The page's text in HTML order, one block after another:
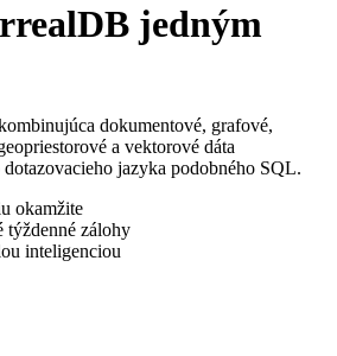
jedným
dokumentové, grafové,
a vektorové dáta
jazyka podobného SQL.
okamžite
týždenné zálohy
inteligenciou